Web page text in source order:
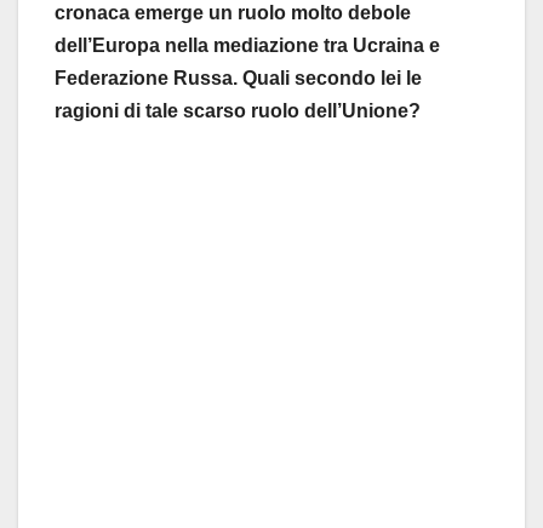
cronaca emerge un ruolo molto debole
dell’Europa nella mediazione tra Ucraina e
Federazione Russa. Quali secondo lei le
ragioni di tale scarso ruolo dell’Unione?